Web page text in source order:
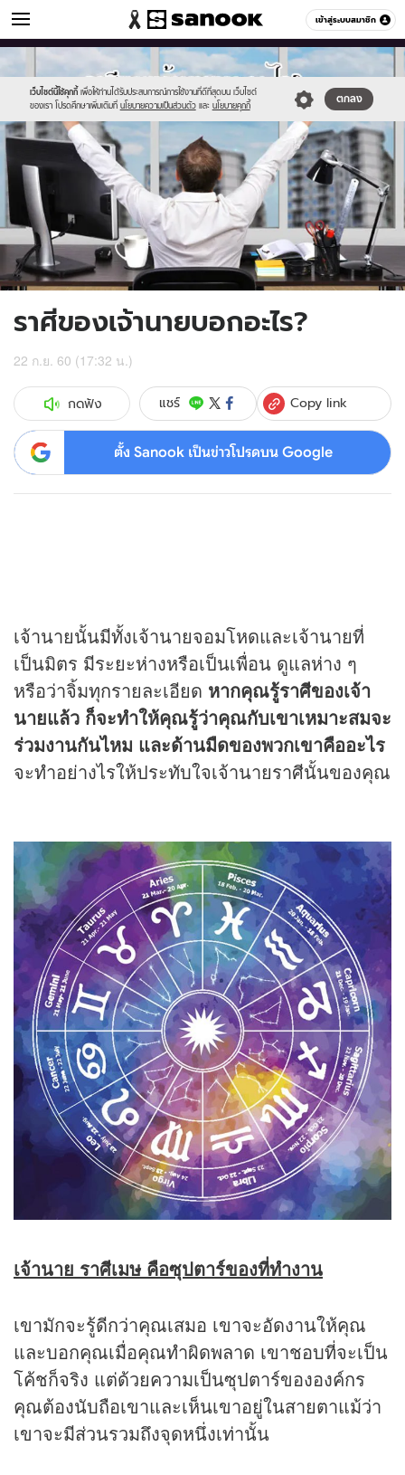
เข้าสู่ระบบสมาชิก
ดูดวง หมวดอื่นๆ
เว็บไซต์นี้ใช้คุกกี้ เพื่อให้ท่านได้รับประสบการณ์การใช้งานที่ดีที่สุดบน เว็บไซต์
ของเรา โปรดศึกษาเพิ่มเติมที่ นโยบายความเป็นส่วนตัว และ นโยบายคุกกี้
ตกลง
Sanook
//s.isanook.com/sr/0/images/logo-
new-
sanook.png
//s.isanook.com/ho/0/ud/24/123941/nnn.jpg
ราศีของเจ้านายบอกอะไร?
22 ก.ย. 60 (17:32 น.)
กดฟัง แชร์ Copy link
ตั้ง Sanook เป็นข่าวโปรดบน Google
เจ้านายนั้นมีทั้งเจ้านายจอมโหดและเจ้านายที่
เป็นมิตร มีระยะห่างหรือเป็นเพื่อน ดูแลห่าง ๆ
หรือว่าจิ้มทุกรายละเอียด หากคุณรู้ราศีของเจ้า
นายแล้ว ก็จะทำให้คุณรู้ว่าคุณกับเขาเหมาะสมจะ
ร่วมงานกันไหม และด้านมืดของพวกเขาคืออะไร
จะทำอย่างไรให้ประทับใจเจ้านายราศีนั้นของคุณ
เจ้านาย ราศีเมษ คือซุปตาร์ของที่ทำงาน
เขามักจะรู้ดีกว่าคุณเสมอ เขาจะอัดงานให้คุณ
และบอกคุณเมื่อคุณทำผิดพลาด เขาชอบที่จะเป็น
โค้ชก็จริง แต่ด้วยความเป็นซุปตาร์ขององค์กร
คุณต้องนับถือเขาและเห็นเขาอยู่ในสายตาแม้ว่า
เขาจะมีส่วนรวมถึงจุดหนึ่งเท่านั้น